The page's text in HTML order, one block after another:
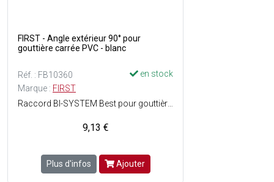
FIRST - Angle extérieur 90° pour
gouttière carrée PVC - blanc
Réf. : FB10360
en stock
Marque : FIRST
9,13 €
Plus d'infos Ajouter